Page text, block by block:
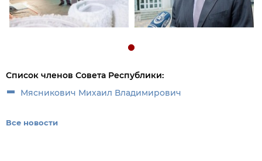
Список членов Совета Республики:
Мясникович Михаил Владимирович
Все новости